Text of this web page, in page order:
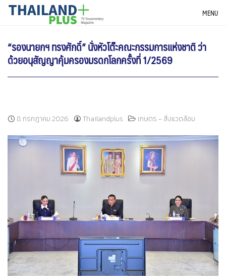
SkipTHAILANDPLUS NEWS MENU
“รองนายกฯ ทรงศักดิ์” นั่งหัวโต๊ะคณะกรรมการแห่งชาติ ว่า
ด้วยอนุสัญญาคุ้มครองมรดกโลกครั้งที่ 1/2569
8 กรกฎาคม 2026 Thailandplus เกษตร - สิ่งแวดล้อม